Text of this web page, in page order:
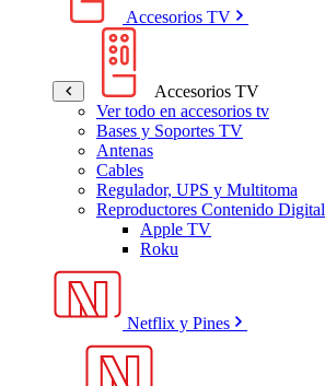
Accesorios TV
Accesorios TV
Ver todo en accesorios tv
Bases y Soportes TV
Antenas
Cables
Regulador, UPS y Multitoma
Reproductores Contenido Digital
Apple TV
Roku
Netflix y Pines